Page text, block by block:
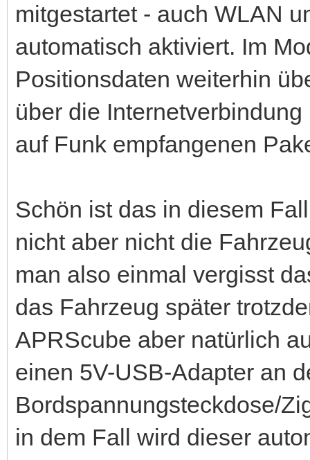
mitgestartet - auch WLAN
automatisch aktiviert. Im
Positionsdaten weiterhin
über die
auf Funk empfangenen
Schön ist das in diesem
nicht aber nicht die
man also einmal vergisst
das Fahrzeug später
APRScube aber natürlich
einen 5V-USB-Adapter an
Bordspannungsteckdose/
in dem Fall wird dieser